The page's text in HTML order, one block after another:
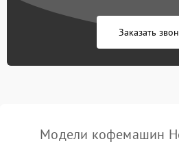
Заказать
Модели кофемашин